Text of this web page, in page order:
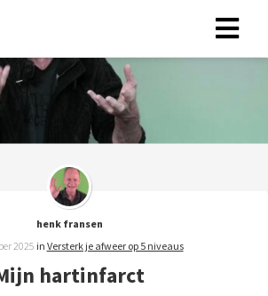
henk fransen
2025 in Versterk je afweer op 5 niveaus
hartinfarct